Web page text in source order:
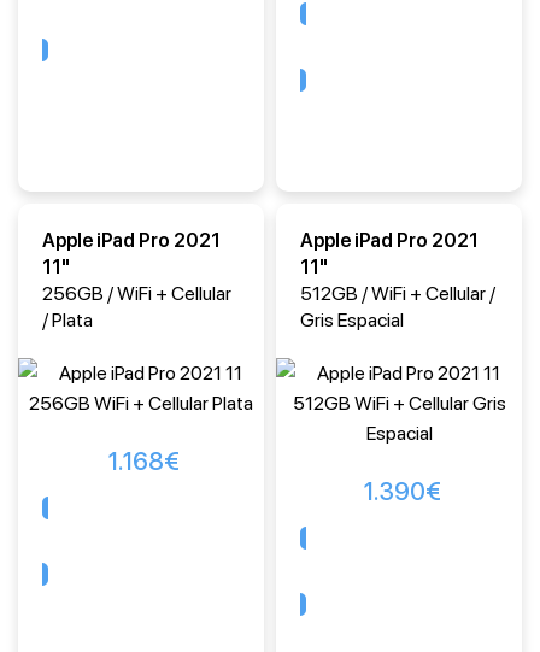
Apple iPad Pro 2021
11"
256GB / WiFi + Cellular
/ Plata
1.168€
Apple iPad Pro 2021
11"
512GB / WiFi + Cellular /
Gris Espacial
1.390€